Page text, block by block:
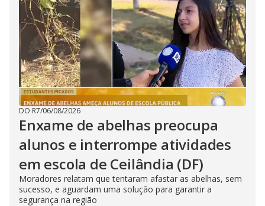
DO R7/06/08/2026
Enxame de abelhas preocupa
alunos e interrompe atividades
em escola de Ceilândia (DF)
Moradores relatam que tentaram afastar as abelhas, sem
sucesso, e aguardam uma solução para garantir a
segurança na região